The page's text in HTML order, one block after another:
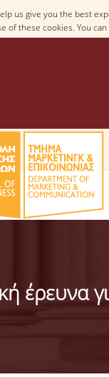
us give you the best
of these cookies. You
έρευνα